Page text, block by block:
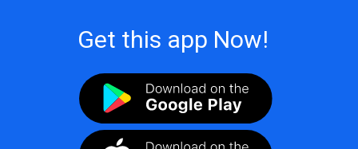
Get this app Now!